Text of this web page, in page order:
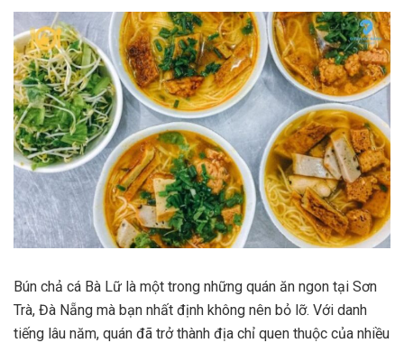
Bún chả cá Bà Lữ là một trong những quán ăn ngon tại Sơn
Trà, Đà Nẵng mà bạn nhất định không nên bỏ lỡ. Với danh
tiếng lâu năm, quán đã trở thành địa chỉ quen thuộc của nhiều